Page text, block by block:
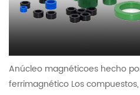
Anúcleo magnéticoes hecho
ferrimagnético Los